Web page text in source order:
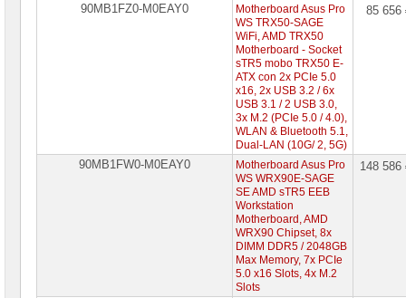
90MB1FZ0-M0EAY0
Motherboard Asus Pro
WS TRX50-SAGE
WiFi, AMD TRX50
Motherboard - Socket
sTR5 mobo TRX50 E-
ATX con 2x PCIe 5.0
x16, 2x USB 3.2 / 6x
USB 3.1 / 2 USB 3.0,
3x M.2 (PCIe 5.0 / 4.0),
WLAN & Bluetooth 5.1,
Dual-LAN (10G/ 2, 5G)
85
90MB1FW0-M0EAY0
Motherboard Asus Pro
WS WRX90E-SAGE
SE AMD sTR5 EEB
Workstation
Motherboard, AMD
WRX90 Chipset, 8x
DIMM DDR5 / 2048GB
Max Memory, 7x PCIe
5.0 x16 Slots, 4x M.2
Slots
148